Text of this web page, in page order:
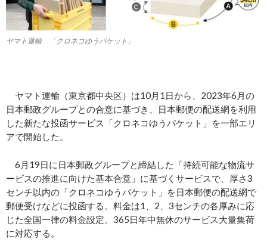
ヤマト運輸 「クロネコゆうパケット」
ヤマト運輸（東京都中央区）は10月1日から、2023年6月の
日本郵政グループとの合意に基づき、日本郵便の配送網を利用
した新たな投函サービス「クロネコゆうパケット」を一部エリ
アで開始した。
6月19日に日本郵政グループと締結した「持続可能な物流サ
ービスの推進に向けた基本合意」に基づくサービスで、厚さ3
センチ以内の「クロネコゆうパケット」を日本郵便の配送網で
郵便受けなどに投函する。料金は1、2、3センチの各厚みに応
じた全国一律の料金設定。365日年中無休のサービス大量集荷
に対応する。